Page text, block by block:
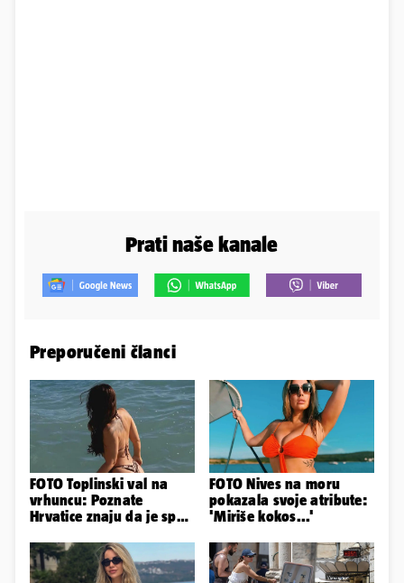
Prati naše kanale
Preporučeni članci
FOTO Toplinski val na
vrhuncu: Poznate
Hrvatice znaju da je spas
FOTO Nives na moru
pokazala svoje atribute:
'Miriše kokos...'